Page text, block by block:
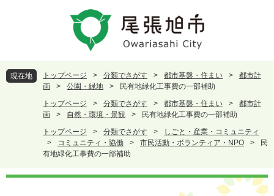
頭
で
飛
ば
現在地 トップページ > 分類でさがす > 都市基盤・住まい >
都市計
画
> 公園・緑地 >
民有地緑化工事費の一部補助
トップページ
> 分類でさがす > 都市基盤・住まい >
都市計
画
> 自然・環境・景観 >
民有地緑化工事費の一部補助
トップページ
> 分類でさがす >
しごと・産業・コミュニティ
>
コミュニティ・協働 > 市民活動・ボランティア・NPO >
民
有地緑化工事費の一部補助
本